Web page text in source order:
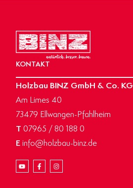
KONTAKT
Holzbau BINZ GmbH & Co. KG
Am Limes 40
73479 Ellwangen-Pfahlheim
T 07965 / 80 188 0
Einfo@holzbau-binz.de